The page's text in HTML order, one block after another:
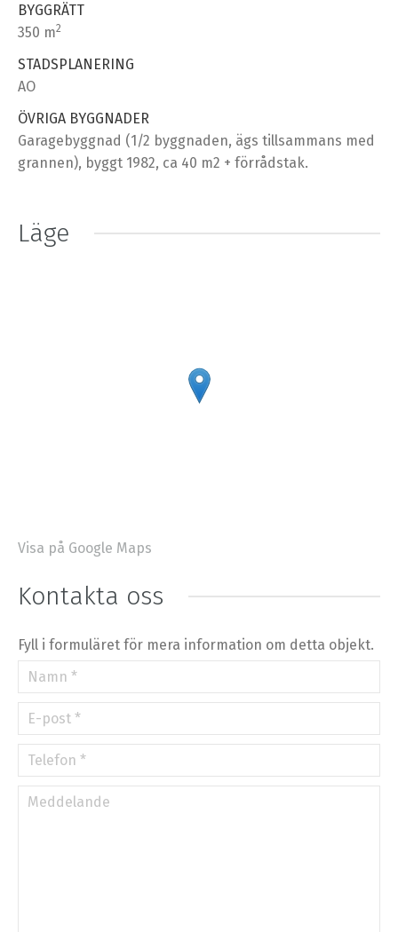
BYGGRÄTT
350 m2
STADSPLANERING
AO
ÖVRIGA BYGGNADER
Garagebyggnad (1/2 byggnaden, ägs tillsammans med
grannen), byggt 1982, ca 40 m2 + förrådstak.
Läge
+
−
©OpenStreetMap contributors.
»
Visa på Google Maps
Kontakta oss
Fyll i formuläret för mera information om detta objekt.